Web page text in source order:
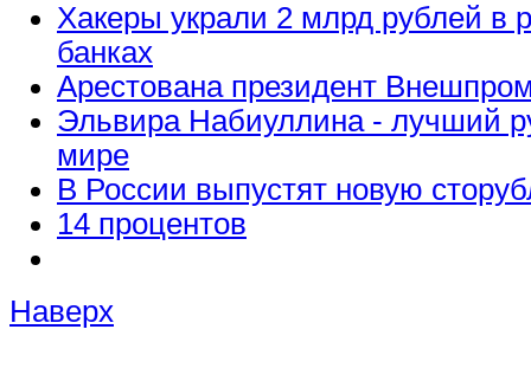
Хакеры украли 2 млрд рублей в
банках
Арестована президент
Эльвира Набиуллина - лучший
мире
В России выпустят новую
14 процентов
Наверх